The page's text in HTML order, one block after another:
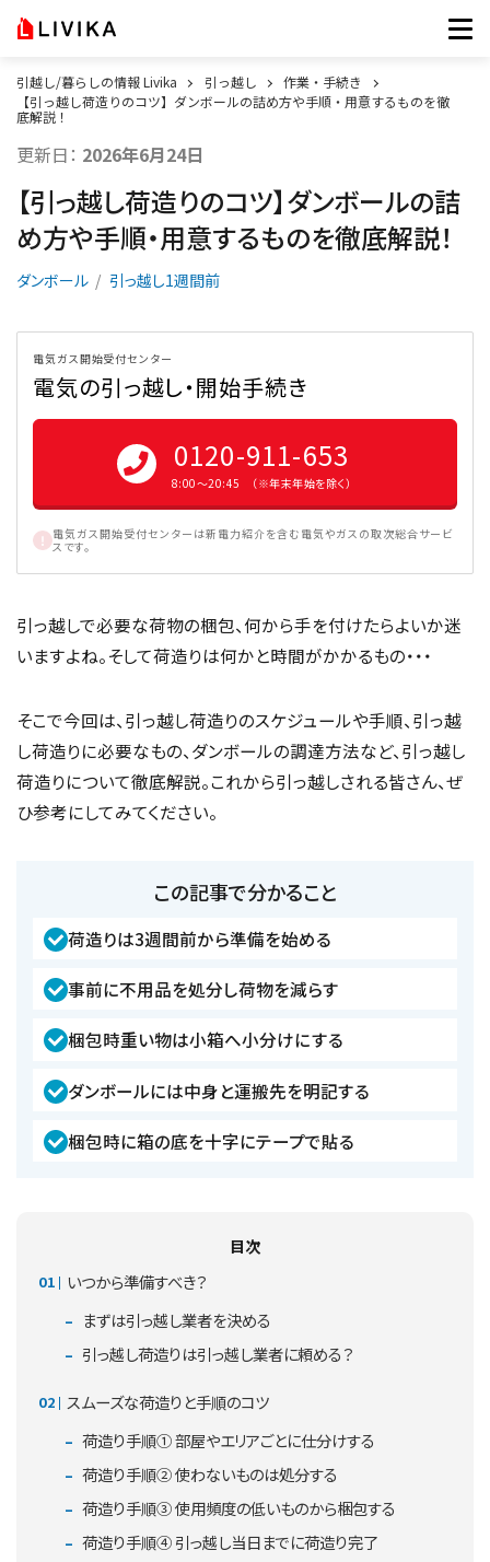
引越し/暮らしの情報 Livika 引っ越し
作業・手続き
【引っ越し荷造りのコツ】ダンボールの詰め方や手順・用意するものを徹
底解説！
更新日： 2026年6月24日
【引っ越し荷造りのコツ】ダンボールの詰
め方や手順・用意するものを徹底解説！
ダンボール 引っ越し1週間前
電気ガス開始受付センター
電気の引っ越し・開始手続き
0120-911-653
8:00〜20:45 （※年末年始を除く）
電気ガス開始受付センターは新電力紹介を含む電気やガスの取次総合サービ
スです。
引っ越しで必要な荷物の梱包、何から手を付けたらよいか迷
いますよね。そして荷造りは何かと時間がかかるもの・・・
そこで今回は、引っ越し荷造りのスケジュールや手順、引っ越
し荷造りに必要なもの、ダンボールの調達方法など、引っ越し
荷造りについて徹底解説。これから引っ越しされる皆さん、ぜ
ひ参考にしてみてください。
この記事で分かること
荷造りは3週間前から準備を始める
事前に不用品を処分し荷物を減らす
梱包時重い物は小箱へ小分けにする
ダンボールには中身と運搬先を明記する
梱包時に箱の底を十字にテープで貼る
目次
いつから準備すべき？
まずは引っ越し業者を決める
引っ越し荷造りは引っ越し業者に頼める？
スムーズな荷造りと手順のコツ
荷造り手順① 部屋やエリアごとに仕分けする
荷造り手順② 使わないものは処分する
荷造り手順③ 使用頻度の低いものから梱包する
荷造り手順④ 引っ越し当日までに荷造り完了